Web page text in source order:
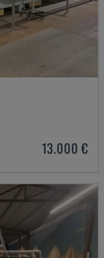
13.000 €